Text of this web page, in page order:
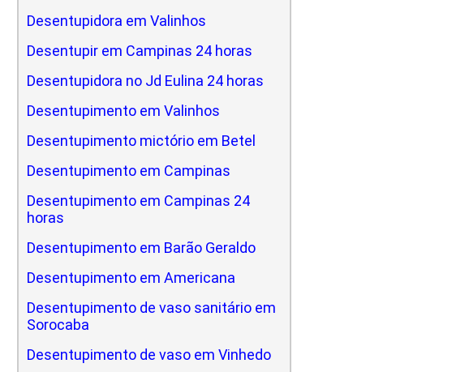
Desentupidora em Valinhos
Desentupir em Campinas 24 horas
Desentupidora no Jd Eulina 24 horas
Desentupimento em Valinhos
Desentupimento mictório em Betel
Desentupimento em Campinas
Desentupimento em Campinas 24
horas
Desentupimento em Barão Geraldo
Desentupimento em Americana
Desentupimento de vaso sanitário em
Sorocaba
Desentupimento de vaso em Vinhedo